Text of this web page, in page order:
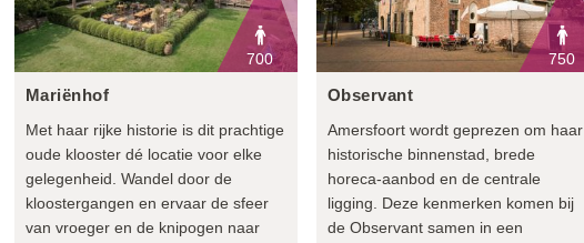
700
Mariënhof
Met haar rijke historie is dit prachtige
oude klooster dé locatie voor elke
gelegenheid. Wandel door de
kloostergangen en ervaar de sfeer
van vroeger en de knipogen naar
750
Observant
Amersfoort wordt geprezen om haar
historische binnenstad, brede
horeca-aanbod en de centrale
ligging. Deze kenmerken komen bij
de Observant samen in een